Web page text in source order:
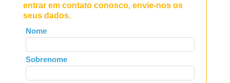
entrar em contato conosco, envie-nos os
seus dados.
Leave
this
field
blank
Nome
Sobrenome